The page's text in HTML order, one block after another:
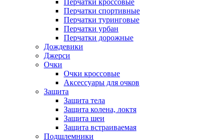
Перчатки спортивные
Перчатки туринговые
Перчатки урбан
Перчатки дорожные
Дождевики
Джерси
Очки
Очки кроссовые
Аксессуары для очков
Защита
Защита тела
Защита колена, локтя
Защита шеи
Защита встраиваемая
Подшлемники